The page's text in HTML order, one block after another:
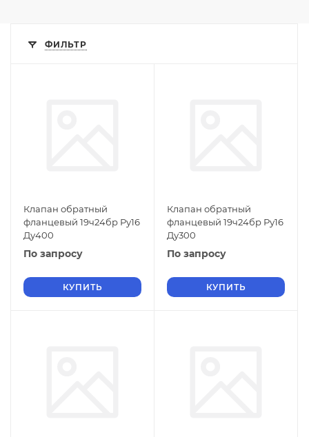
ФИЛЬТР
Клапан обратный
фланцевый 19ч24бр Ру16
Ду400
По запросу
КУПИТЬ
Клапан обратный
фланцевый 19ч24бр Ру16
Ду300
По запросу
КУПИТЬ